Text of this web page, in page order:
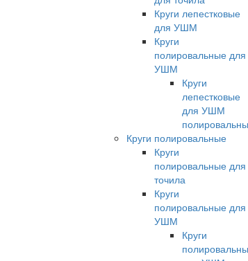
Круги лепестковые
для УШМ
Круги
полировальные для
УШМ
Круги
лепестковые
для УШМ
Круги полировальные
Круги
полировальные для
точила
Круги
полировальные для
УШМ
Круги